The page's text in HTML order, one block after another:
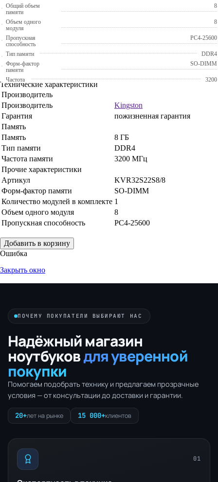
Общий объем
памяти
8
Объем одного
модуля
8
Пропускная
способность
PC4-25600
Тип памяти
DDR4
Форм-фактор
памяти
SO-DIMM
Частота 3200
Технические характеристики
Производитель
Производитель
Kingston
Гарантия
пожизненная гарантия
Память
Память
8 ГБ
Тип памяти
DDR4
Частота памяти
3200 МГц
Прочие характеристики
Артикул
KVR32S22S8/8
Форм-фактор памяти
SO-DIMM
Количество модулей в комплекте 1
Объем одного модуля
8
Пропускная способность
PC4-25600
Добавить в корзину
Ошибка
Закрыть окно
ПОЧЕМУ ПОКУПАТЕЛИ ВЫБИРАЮТ НАС
Надёжный магазин
ноутбуковдля уверенной
покупки
Помогаем подобрать технику и предлагаем прозрачные
условия — от консультации до доставки и гарантии.
20+лет на рынке 15 000+клиентов
01